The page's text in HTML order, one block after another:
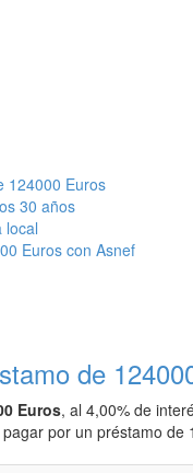
124000 Euros
30 años
local
Euros con Asnef
de
Euros, al 4,00% de
por un préstamo de